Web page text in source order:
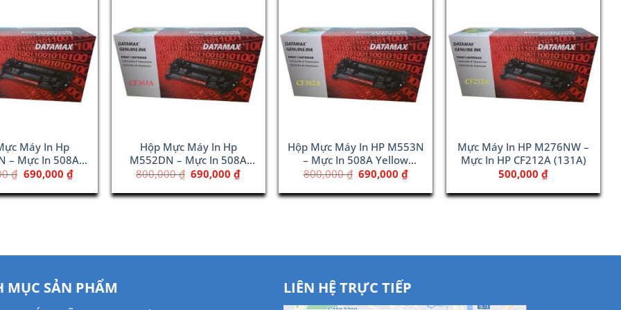
Máy In Hp
– Mực In 508A
(CF362A)
₫ Giá
là:
800,000 ₫.
690,000 ₫Giá
tại
là:
Hộp Mực Máy In Hp
M552DN – Mực In 508A
Magenta (CF363A)
800,000₫ Giá
là:
800,000 ₫.
690,000₫Giá
tại
là:
Hộp Mực Máy In HP M553N
– Mực In 508A Yellow
(CF362A)
800,000₫ Giá
là:
800,000 ₫.
690,000₫Giá
tại
là:
Mực Máy In HP M276NW –
Mực In HP CF212A (131A)
500,000₫
MỤC SẢN PHẨM LIÊN HỆ TRỰC TIẾP